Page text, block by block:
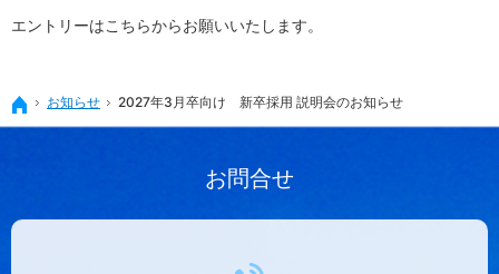
エントリーはこちらからお願いいたします。
ホーム
お知らせ 2027年3月卒向け 新卒採用 説明会のお知らせ
お問合せ